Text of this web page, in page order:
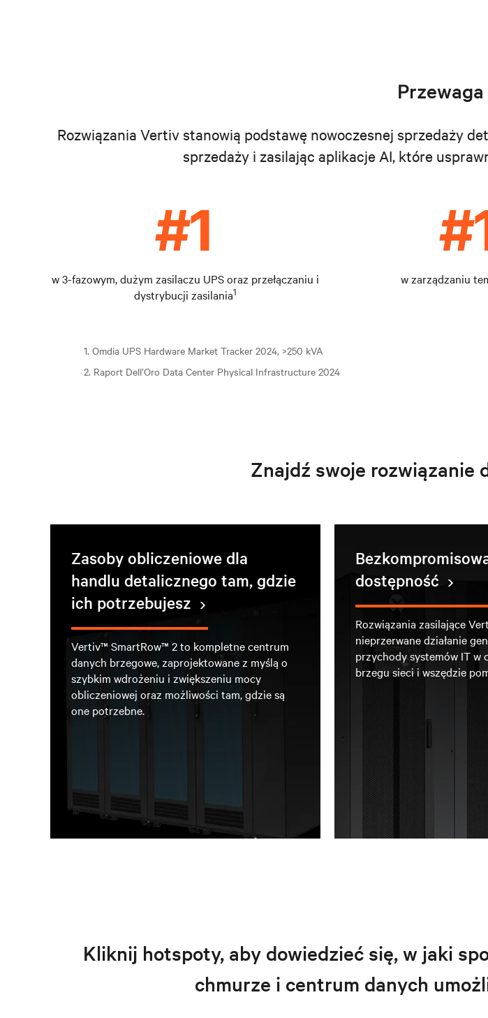
Rozwiązania Vertiv stanowią podstawę nowoczesnej sprzedaży
sprzedaży i zasilając aplikacje AI, które
w 3-fazowym, dużym zasilaczu UPS oraz przełączaniu i
dystrybucji zasilania1
w zarządzaniu
1. Omdia UPS Hardware Market Tracker 2024, >250 kVA
2. Raport Dell’Oro Data Center Physical Infrastructure 2024
Znajdź swoje rozwiązanie
Zasoby obliczeniowe dla
handlu detalicznego tam, gdzie
ich potrzebujesz
Vertiv™ SmartRow™ 2 to kompletne centrum
danych brzegowe, zaprojektowane z myślą o
szybkim wdrożeniu i zwiększeniu mocy
obliczeniowej oraz możliwości tam, gdzie są
one potrzebne.
dostępność
Rozwiązania zasilające
nieprzerwane działanie
przychody systemów IT w
brzegu sieci i wszędzie
Kliknij hotspoty, aby dowiedzieć się, w jaki
chmurze i centrum danych